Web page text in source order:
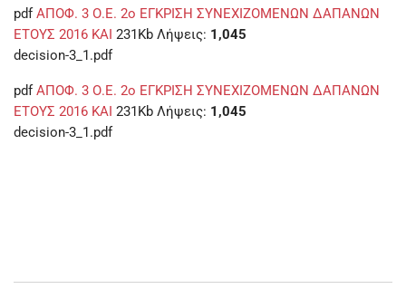
pdf ΑΠΟΦ. 3 Ο.Ε. 2ο ΕΓΚΡΙΣΗ ΣΥΝΕΧΙΖΟΜΕΝΩΝ ΔΑΠΑΝΩΝ
ΕΤΟΥΣ 2016 ΚΑΙ 231Kb Λήψεις: 1,045
decision-3_1.pdf
pdf ΑΠΟΦ. 3 Ο.Ε. 2ο ΕΓΚΡΙΣΗ ΣΥΝΕΧΙΖΟΜΕΝΩΝ ΔΑΠΑΝΩΝ
ΕΤΟΥΣ 2016 ΚΑΙ 231Kb Λήψεις: 1,045
decision-3_1.pdf